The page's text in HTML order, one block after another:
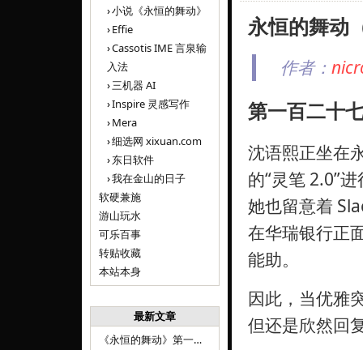
小说《永恒的舞动》
Effie
Cassotis IME 言泉输
入法
三机器 AI
Inspire 灵感写作
Mera
细选网 xixuan.com
东日软件
我在金山的日子
软硬兼施
游山玩水
可乐百事
转贴收藏
本站本身
最新文章
《永恒的舞动》第一百二十八章
永恒的舞
作者：
第一百二十
沈语熙正坐在
的“灵笔 2.0”
她也留意着
在华瑞银行正
能助。
因此，当优雅
但还是欣然回